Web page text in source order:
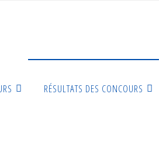
RÉSULTATS DES CONCOURS
du concours du 17 mai 2026 à